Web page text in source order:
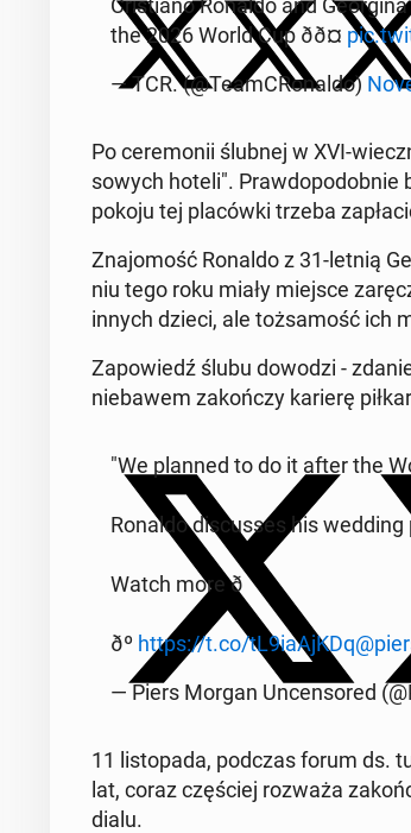
Cri­stia­no Ronaldo and
the 2026 World Cup ðð¤
— TCR. (@Te­am­CRo­nal­do)
Po ce­re­mo­nii ślubnej w XVI-
so­wych hoteli". Praw­do­po­dob­nie
pokoju tej pla­ców­ki trzeba
Zna­jo­mość Ronaldo z 31-letnią
niu tego roku miały miejsce
innych dzieci, ale toż­sa­mość ich
Za­po­wiedź ślubu dowodzi -
nie­ba­wem za­koń­czy karierę
"We planned to do it after the
Ronaldo di­scus­ses his
Watch more ð
ðº https://t.co/tL9iaAjKDq
— Piers Morgan Un­cen­so­red
11 li­sto­pa­da, podczas forum ds.
lat, coraz czę­ściej rozważa
dia­lu.